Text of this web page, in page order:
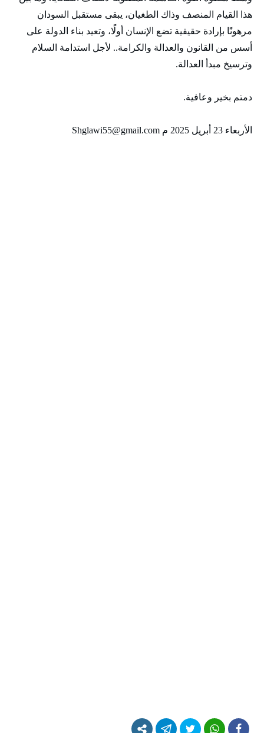
هذا القيام المنصف وذاك الطغيان، يبقى مستقبل السودان
مرهونًا بإرادة حقيقية تضع الإنسان أولًا، وتعيد بناء الدولة على
أسس من القانون والعدالة والكرامة.. لأجل استدامة السلام
وترسيخ مبدأ العدالة.
دمتم بخير وعافية.
الأربعاء 23 أبريل 2025 م Shglawi55@gmail.com